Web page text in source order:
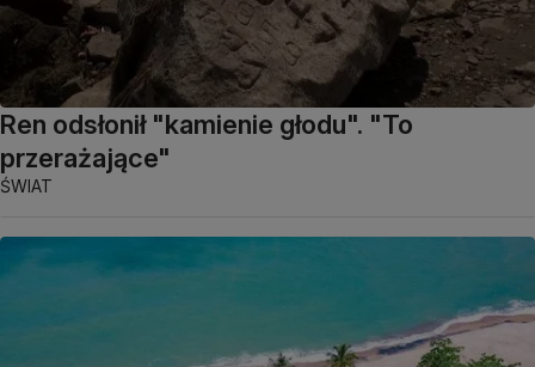
Ren odsłonił "kamienie głodu". "To
przerażające"
ŚWIAT